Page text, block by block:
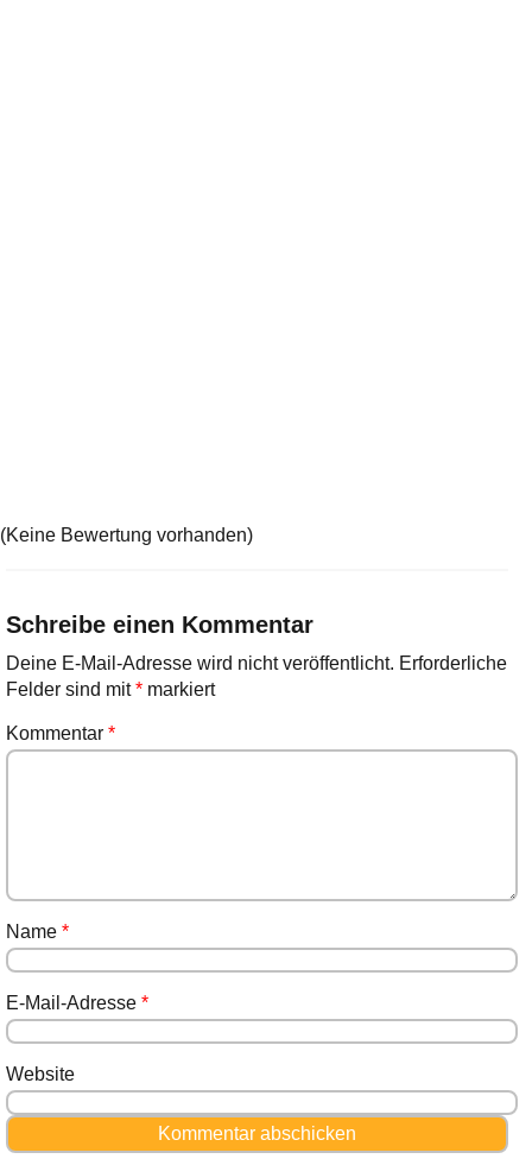
(Keine Bewertung vorhanden)
Schreibe einen Kommentar
Deine E-Mail-Adresse wird nicht veröffentlicht. Erforderliche
Felder sind mit*markiert
Kommentar *
Name *
E-Mail-Adresse *
Website